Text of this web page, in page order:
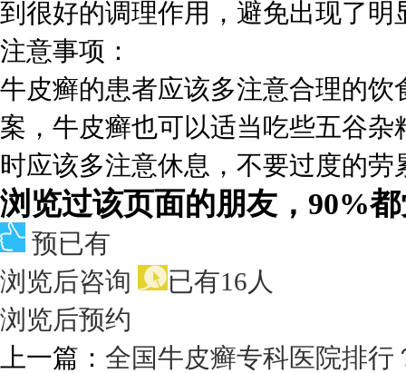
到很好的调理作用，避免出现了明
注意事项：
牛皮癣的患者应该多注意合理的
案，牛皮癣也可以适当吃些五谷
时应该多注意休息，不要过度的
浏览过该页面的朋友，90%
预已有
浏览后咨询
已有16人
浏览后预约
上一篇： 全国牛皮癣专科医院排